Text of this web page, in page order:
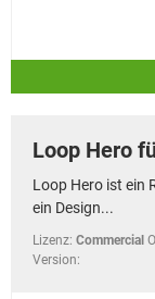
Loop Hero
Loop Hero ist ein
ein Design...
Lizenz: Commercial
Version: